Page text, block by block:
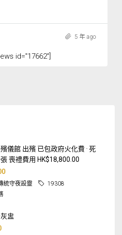
5 年 ago
id="17662"]
儀館 出殯 已包政府火化費 · 死
喪禮費用 HK$18,800.00
統守夜設靈
19308
盅